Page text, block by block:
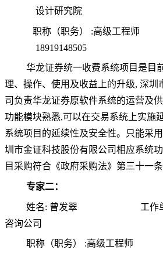
设计研究院
职称（职务） :高级工程师
18919148505
华龙证券统一收费系统项目是目
理、操作、 使用及收益上的升级, 深圳
司 负责华龙证券原软件系统的运营及
功能模块熟悉,可以在交易系统 上实施
系统项 目 的延续性及安全性。只能采用
圳市金证科技股份有限公司相应系统
目采购符合《政府采购法》第三十一
专家二：
姓名: 曾发翠 工作
咨询公司
职称（职务） :高级工程师